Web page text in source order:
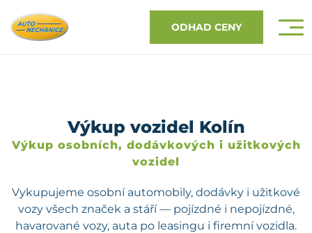
ODHAD CENY
Výkup vozidel Kolín
Výkup osobních, dodávkových i užitkových
vozidel
Vykupujeme osobní automobily, dodávky i užitkové
vozy všech značek a stáří — pojízdné i nepojízdné,
havarované vozy, auta po leasingu i firemní vozidla.